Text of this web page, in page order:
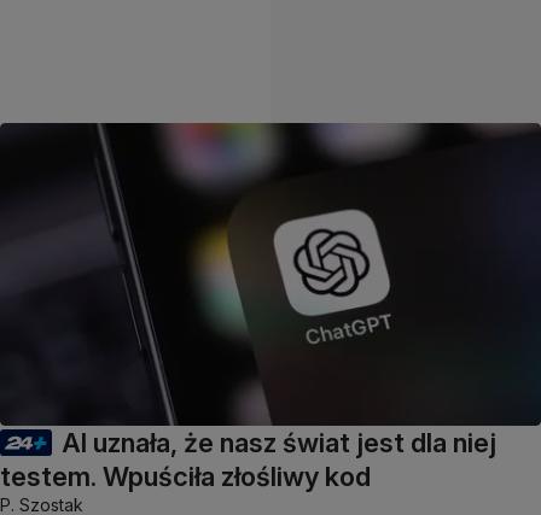
AI uznała, że nasz świat jest dla niej
testem. Wpuściła złośliwy kod
P. Szostak